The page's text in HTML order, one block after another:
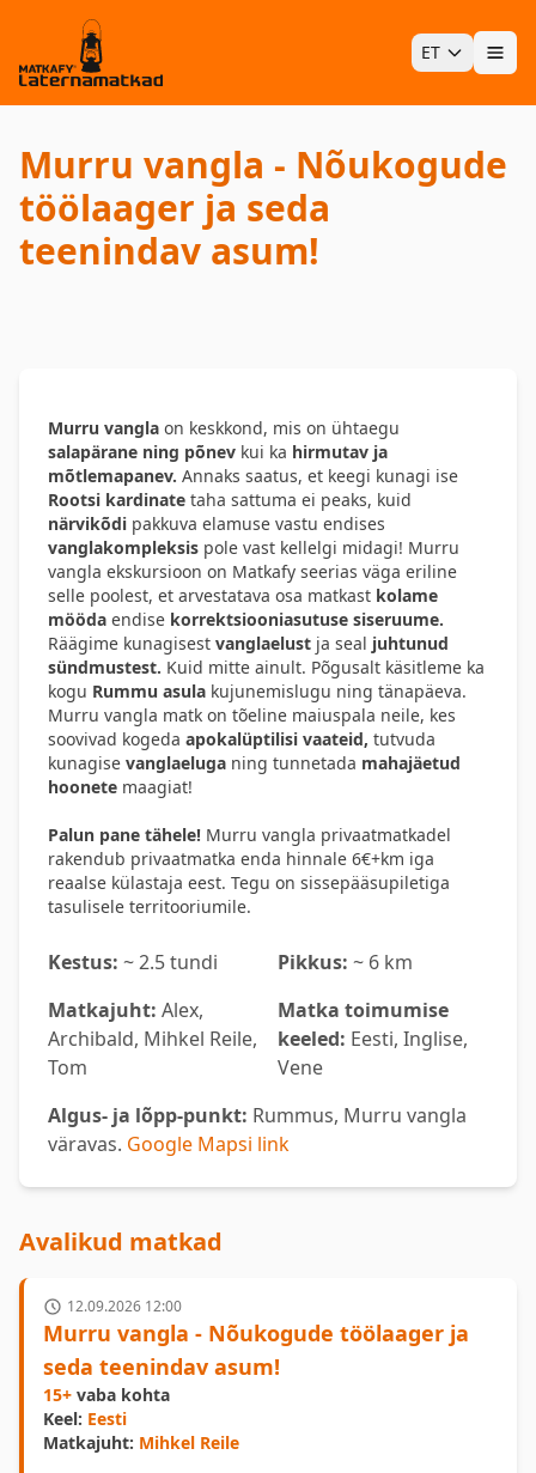
ET Ava
Murru vangla - Nõukogude
töölaager ja seda
teenindav asum!
Murru vangla on keskkond, mis on ühtaegu
salapärane ning põnev kui ka hirmutav ja
mõtlemapanev. Annaks saatus, et keegi kunagi ise
Rootsi kardinate taha sattuma ei peaks, kuid
närvikõdi pakkuva elamuse vastu endises
vanglakompleksis pole vast kellelgi midagi! Murru
vangla ekskursioon on Matkafy seerias väga eriline
selle poolest, et arvestatava osa matkast kolame
mööda endise korrektsiooniasutuse siseruume.
Räägime kunagisest vanglaelust ja seal juhtunud
sündmustest. Kuid mitte ainult. Põgusalt käsitleme ka
kogu Rummu asula kujunemislugu ning tänapäeva.
Murru vangla matk on tõeline maiuspala neile, kes
soovivad kogeda apokalüptilisi vaateid, tutvuda
kunagise vanglaeluga ning tunnetada mahajäetud
hoonete maagiat!
Palun pane tähele! Murru vangla privaatmatkadel
rakendub privaatmatka enda hinnale 6€+km iga
reaalse külastaja eest. Tegu on sissepääsupiletiga
tasulisele territooriumile.
Kestus: ~ 2.5 tundi Pikkus: ~ 6 km
Matkajuht: Alex,
Archibald, Mihkel Reile,
Tom
Matka toimumise
keeled: Eesti, Inglise,
Vene
Algus- ja lõpp-punkt: Rummus, Murru vangla
väravas. Google Mapsi link
Avalikud matkad
12.09.2026 12:00
Murru vangla - Nõukogude töölaager ja
seda teenindav asum!
15+ vaba kohta
Keel: Eesti
Matkajuht: Mihkel Reile